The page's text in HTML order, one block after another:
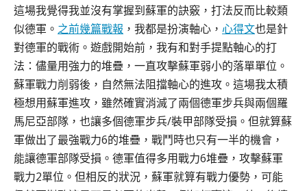
這場我覺得我並沒有掌握到蘇軍的訣竅，打法反而比較類
似德軍。 之前幾篇戰報 ，我都是扮演軸心， 心得文也是針
對德軍的戰術。遊戲開始前，我有和對手提點軸心的打
法：儘量用強力的堆疊，一直攻擊蘇軍弱小的落單單位。
蘇軍戰力削弱後，自然無法阻擋軸心的進攻。這場我太積
極想用蘇軍進攻，雖然確實消滅了兩個德軍步兵與兩個羅
馬尼亞部隊，也讓多個德軍步兵/裝甲部隊受損。但就算蘇
軍做出了最強戰力6的堆疊，戰鬥時也只有一半的機會，
能讓德軍部隊受損。德軍值得多用戰力6堆疊，攻擊蘇軍
戰力2單位。但相反的狀況，蘇軍就算有戰力優勢，可能